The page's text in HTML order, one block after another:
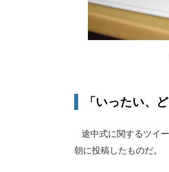
「いったい、
途中式に関するツイ
朝に投稿したものだ。